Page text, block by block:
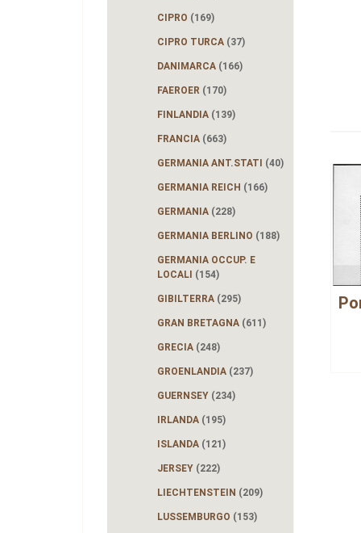
CIPRO (169)
CIPRO TURCA (37)
DANIMARCA (166)
FAEROER (170)
FINLANDIA (139)
FRANCIA (663)
GERMANIA ANT.STATI (40)
GERMANIA REICH (166)
GERMANIA (228)
GERMANIA BERLINO (188)
GERMANIA OCCUP. E
LOCALI (154)
GIBILTERRA (295)
GRAN BRETAGNA (611)
GRECIA (248)
GROENLANDIA (237)
GUERNSEY (234)
IRLANDA (195)
ISLANDA (121)
JERSEY (222)
LIECHTENSTEIN (209)
LUSSEMBURGO (153)